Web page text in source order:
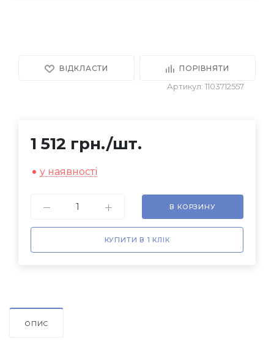
ВІДКЛАСТИ ПОРІВНЯТИ
Артикул: 1103712557
1 512 грн./шт.
у наявності
В КОРЗИНУ
КУПИТИ В 1 КЛІК
ОПИС